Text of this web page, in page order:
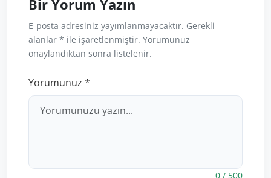
Bir Yorum Yazın
E-posta adresiniz yayımlanmayacaktır. Gerekli
alanlar * ile işaretlenmiştir. Yorumunuz
onaylandıktan sonra listelenir.
Yorumunuz *
0 / 500